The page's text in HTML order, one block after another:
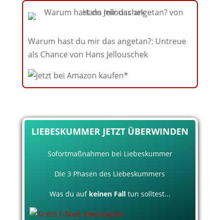
Warum hast du mir das angetan?: Untreue
als Chance von Hans Jellouschek
LIEBESKUMMER JETZT ÜBERWINDEN
Sofortmaßnahmen bei Liebeskummer
Die 3 Phasen des Liebeskummers
Was du auf keinen Falltun solltest...